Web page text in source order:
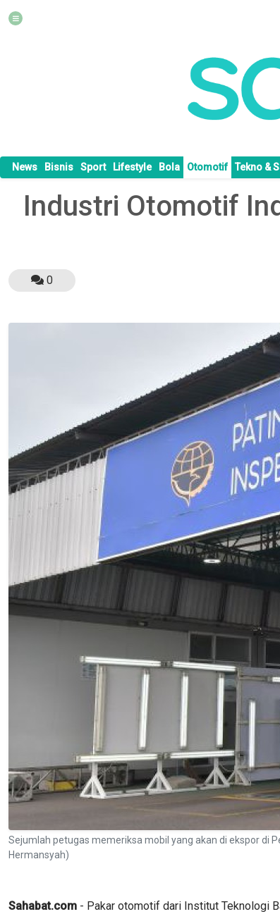
News Bisnis Sport Lifestyle Bola Otomotif Tekno &
Industri Otomotif
0
Sejumlah petugas memeriksa mobil yang akan di ekspor di
Hermansyah)
Sahabat.com - Pakar otomotif dari Institut Teknologi